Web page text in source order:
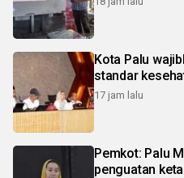
Kota Palu
standar
17 jam lalu
Pemkot: Palu
penguatan